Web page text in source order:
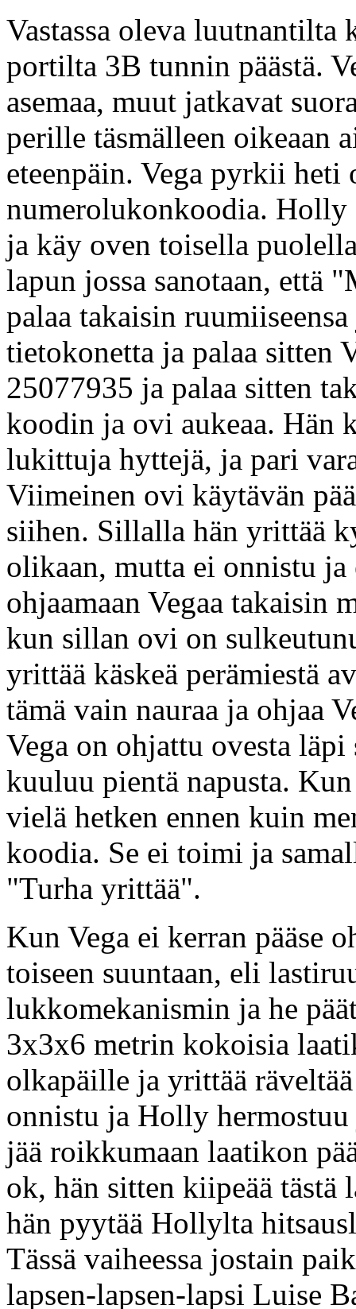
Vastassa oleva luutnantilta
portilta 3B tunnin päästä.
asemaa, muut jatkavat
perille täsmälleen oikeaan
eteenpäin. Vega pyrkii heti
numerolukonkoodia. Holly
ja käy oven toisella
lapun jossa sanotaan,
palaa takaisin
tietokonetta ja palaa sitten
25077935 ja palaa sitten
koodin ja ovi aukeaa. Hän
lukittuja hyttejä, ja pari
Viimeinen ovi käytävän
siihen. Sillalla hän yrittää
olikaan, mutta ei onnistu ja
ohjaamaan Vegaa takaisin
kun sillan ovi on
yrittää käskeä perämiestä
tämä vain nauraa ja ohjaa
Vega on ohjattu ovesta
kuuluu pientä napusta.
vielä hetken ennen kuin
koodia. Se ei toimi ja
"Turha yrittää".
Kun Vega ei kerran pääse
toiseen suuntaan, eli
lukkomekanismin ja he
3x3x6 metrin kokoisia
olkapäille ja yrittää
onnistu ja Holly
jää roikkumaan laatikon
ok, hän sitten kiipeää tästä
hän pyytää Hollylta
Tässä vaiheessa jostain
lapsen-lapsen-lapsi Luise